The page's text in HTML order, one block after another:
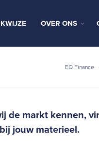
OVER ONS
EQ Finance
de markt kennen,
jouw materieel.